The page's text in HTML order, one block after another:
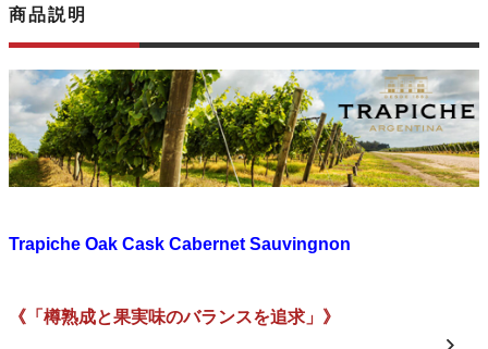
商品説明
Trapiche Oak Cask Cabernet Sauvingnon
《「樽熟成と果実味のバランスを追求」》